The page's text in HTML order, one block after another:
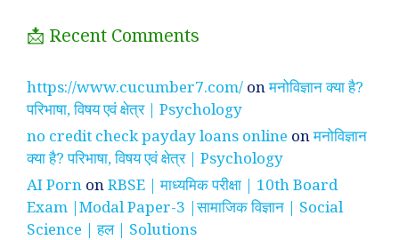
📩 Recent Comments
https://www.cucumber7.com/ onमनोविज्ञान क्या है?
परिभाषा, विषय एवं क्षेत्र | Psychology
no credit check payday loans online onमनोविज्ञान
क्या है? परिभाषा, विषय एवं क्षेत्र | Psychology
AI Porn onRBSE | माध्यमिक परीक्षा | 10th Board
Exam |Modal Paper-3 |सामाजिक विज्ञान | Social
Science | हल | Solutions